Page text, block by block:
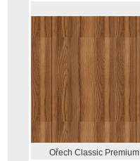
Ořech Classic Premium